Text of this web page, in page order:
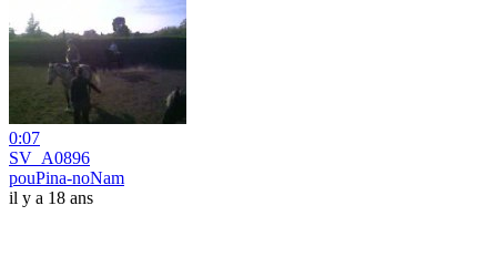
0:07
SV_A0896
pouPina-noNam
il y a 18 ans